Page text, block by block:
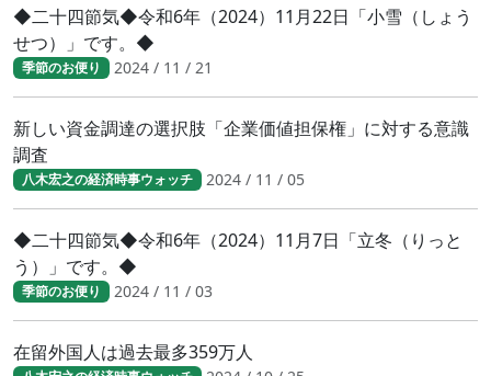
◆二十四節気◆令和6年（2024）11月22日「小雪（しょう
せつ）」です。◆
季節のお便り 2024 / 11 / 21
新しい資金調達の選択肢「企業価値担保権」に対する意識
調査
八木宏之の経済時事ウォッチ 2024 / 11 / 05
◆二十四節気◆令和6年（2024）11月7日「立冬（りっと
う）」です。◆
季節のお便り 2024 / 11 / 03
在留外国人は過去最多359万人